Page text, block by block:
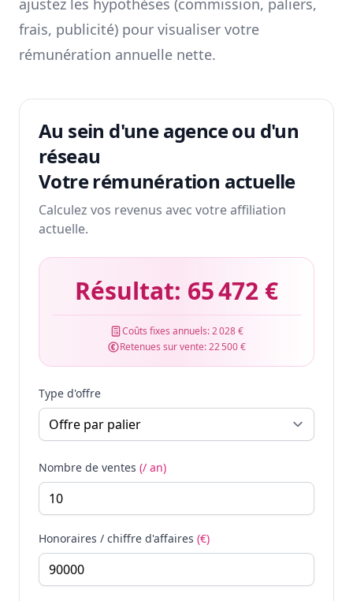
ajustez les hypothèses (commission, paliers,
frais, publicité) pour visualiser votre
rémunération annuelle nette.
Au sein d'une agence ou d'un
réseau
Votre rémunération actuelle
Calculez vos revenus avec votre affiliation
actuelle.
Résultat: 65 472 €
Coûts fixes annuels:2 028 €
Retenues sur vente:22 500 €
Type d'offre
Nombre de ventes (/ an)
Honoraires / chiffre d'affaires (€)